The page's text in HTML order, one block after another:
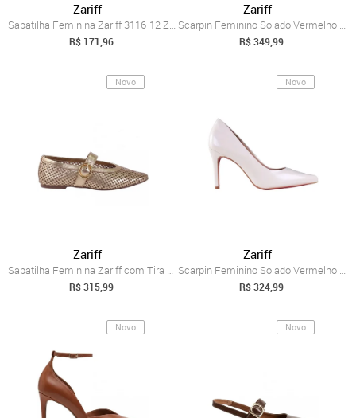
Zariff
Sapatilha Feminina Zariff 3116-12 Zariff Rosa
R$ 171,96
Zariff
Scarpin Feminino Solado Vermelho Zariff ...
R$ 349,99
Novo
Zariff
Sapatilha Feminina Zariff com Tira e Fiv...
R$ 315,99
Novo
Zariff
Scarpin Feminino Solado Vermelho Zariff ...
R$ 324,99
Novo Novo